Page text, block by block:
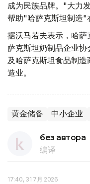
成为民族品牌。"大力
帮助"哈萨克斯坦制造"
据沃马若夫表示，哈
萨克斯坦奶制品企业
及哈萨克斯坦食品制
造业。
黄金储备 中小企业
без автора
编译
17:40, 31 7月 2026